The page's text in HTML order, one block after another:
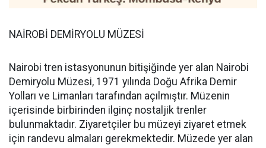
NAİROBİ DEMİRYOLU MÜZESİ
Nairobi tren istasyonunun bitişiğinde yer alan Nairobi
Demiryolu Müzesi, 1971 yılında Doğu Afrika Demir
Yolları ve Limanları tarafından açılmıştır. Müzenin
içerisinde birbirinden ilginç nostaljik trenler
bulunmaktadır. Ziyaretçiler bu müzeyi ziyaret etmek
için randevu almaları gerekmektedir. Müzede yer alan